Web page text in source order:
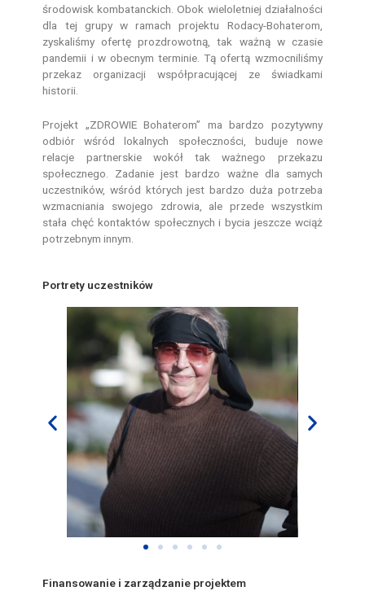
środowisk kombatanckich. Obok wieloletniej działalności
dla tej grupy w ramach projektu Rodacy-Bohaterom,
zyskaliśmy ofertę prozdrowotną, tak ważną w czasie
pandemii i w obecnym terminie. Tą ofertą wzmocniliśmy
przekaz organizacji współpracującej ze świadkami
historii.
Projekt „ZDROWIE Bohaterom” ma bardzo pozytywny
odbiór wśród lokalnych społeczności, buduje nowe
relacje partnerskie wokół tak ważnego przekazu
społecznego. Zadanie jest bardzo ważne dla samych
uczestników, wśród których jest bardzo duża potrzeba
wzmacniania swojego zdrowia, ale przede wszystkim
stała chęć kontaktów społecznych i bycia jeszcze wciąż
potrzebnym innym.
Portrety uczestników
Finansowanie i zarządzanie projektem